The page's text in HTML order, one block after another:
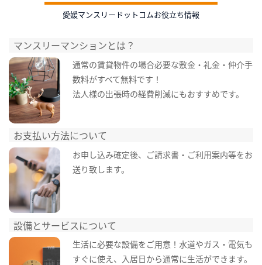
愛媛マンスリードットコムお役立ち情報
マンスリーマンションとは？
通常の賃貸物件の場合必要な敷金・礼金・仲介手
数料がすべて無料です！
法人様の出張時の経費削減にもおすすめです。
お支払い方法について
お申し込み確定後、ご請求書・ご利用案内等をお
送り致します。
設備とサービスについて
生活に必要な設備をご用意！水道やガス・電気も
すぐに使え、入居日から通常に生活ができます。